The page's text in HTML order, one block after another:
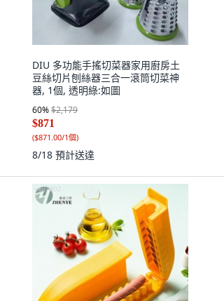
DIU 多功能手搖切菜器家用廚房土
豆絲切片刨絲器三合一滾筒切菜神
器, 1個, 透明綠:如圖
60%$2,179
$871
($871.00/1個)
8/18 預計送達